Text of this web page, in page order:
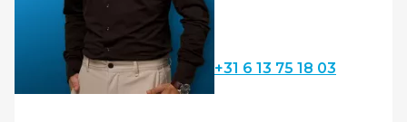
+31 6 13 75 18 03